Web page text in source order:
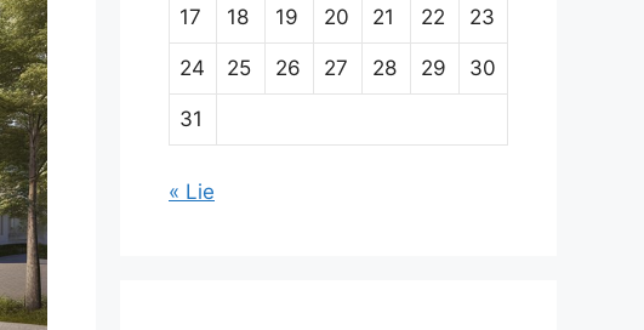
17 18 19 20 21 22 23
24 25 26 27 28 29 30
31
« Lie